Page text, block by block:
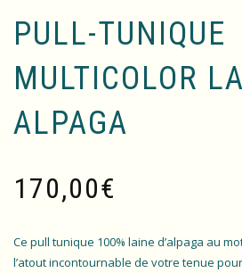
PULL-TUNIQUE
MULTICOLOR
ALPAGA
170,00€
Ce pull tunique 100% laine d’alpaga au
l’atout incontournable de votre tenue